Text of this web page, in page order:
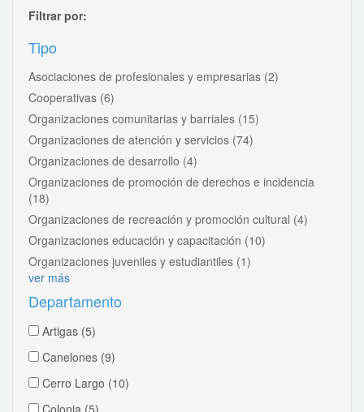
Filtrar por:
Tipo
Asociaciones de profesionales y empresarias (2)
Cooperativas (6)
Organizaciones comunitarias y barriales (15)
Organizaciones de atención y servicios (74)
Organizaciones de desarrollo (4)
Organizaciones de promoción de derechos e incidencia
(18)
Organizaciones de recreación y promoción cultural (4)
Organizaciones educación y capacitación (10)
Organizaciones juveniles y estudiantiles (1)
ver más
Departamento
Artigas (5)
Canelones (9)
Cerro Largo (10)
Colonia (5)